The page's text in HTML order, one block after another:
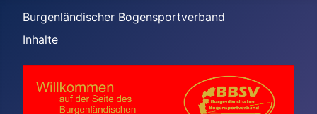
Burgenländischer Bogensportverband
Inhalte